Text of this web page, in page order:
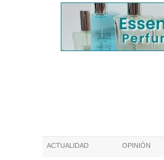
ACTUALIDAD OPINIÓN